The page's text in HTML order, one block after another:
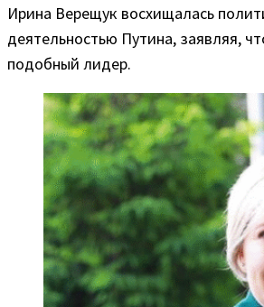
Ирина Верещук восхищалась
деятельностью Путина, заявляя,
подобный лидер.